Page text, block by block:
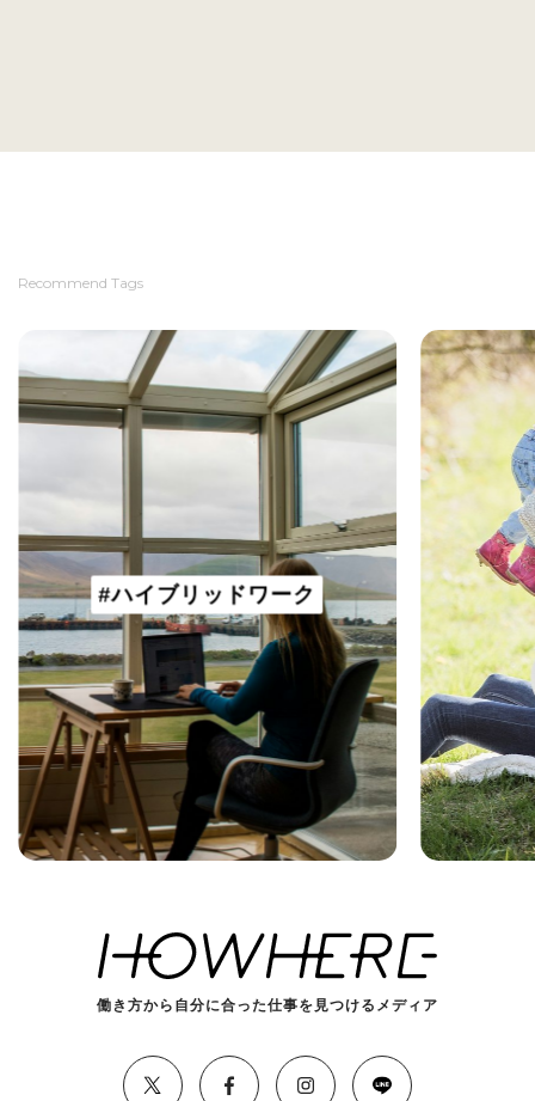
Recommend Tags
#ハイブリッドワーク
働き方から自分に合った仕事を見つけるメディア